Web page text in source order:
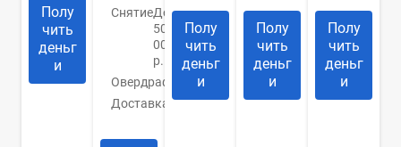
Полу
чить
деньг
и
СнятиеДо
50
000
р.
Овердрафт
Доставка Банк/
Полу
чить
деньг
и
Полу
чить
деньг
и
Полу
чить
деньг
и